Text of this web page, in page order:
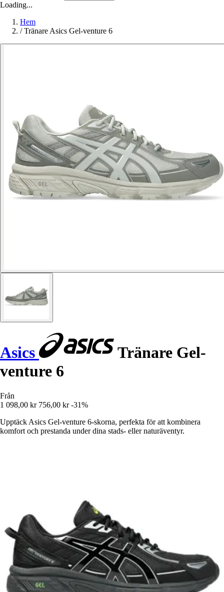
Loading...
Hem
/ Tränare Asics Gel-venture 6
Asics
Tränare Gel-
venture 6
Från
1 098,00 kr 756,00 kr -31%
Upptäck Asics Gel-venture 6-skorna, perfekta för att kombinera
komfort och prestanda under dina stads- eller naturäventyr.